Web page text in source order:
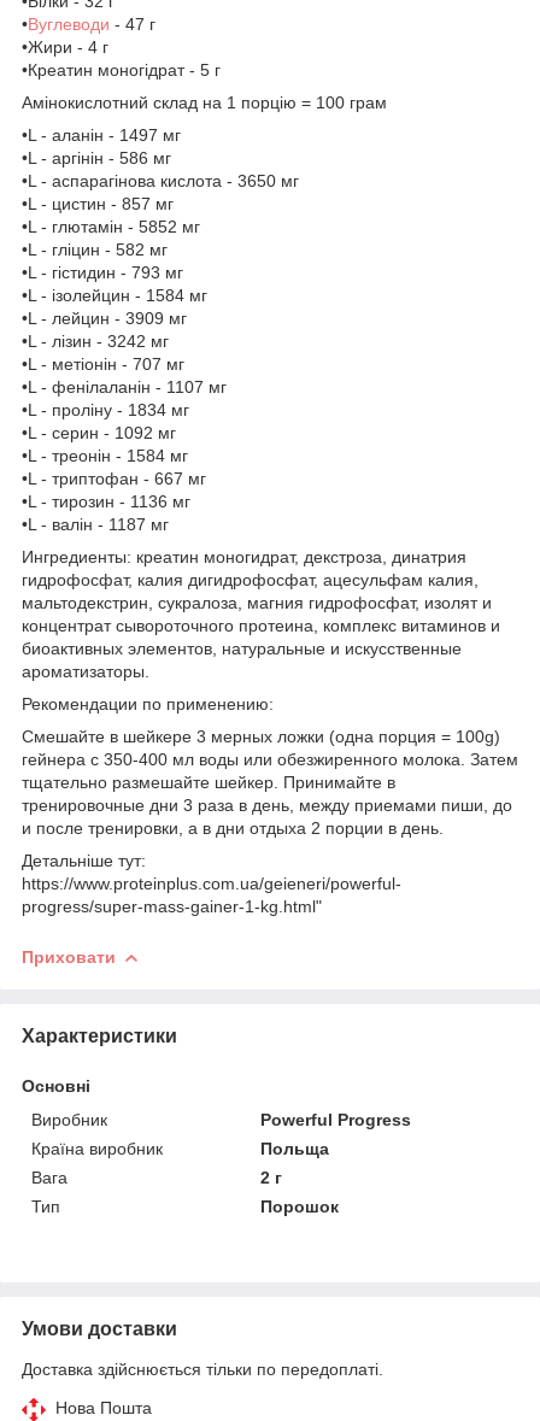
•Вуглеводи - 47 г
•Жири - 4 г
•Креатин моногідрат - 5 г
Амінокислотний склад на 1 порцію = 100 грам
•L - аланін - 1497 мг
•L - аргінін - 586 мг
•L - аспарагінова кислота - 3650 мг
•L - цистин - 857 мг
•L - глютамін - 5852 мг
•L - гліцин - 582 мг
•L - гістидин - 793 мг
•L - ізолейцин - 1584 мг
•L - лейцин - 3909 мг
•L - лізин - 3242 мг
•L - метіонін - 707 мг
•L - фенілаланін - 1107 мг
•L - проліну - 1834 мг
•L - серин - 1092 мг
•L - треонін - 1584 мг
•L - триптофан - 667 мг
•L - тирозин - 1136 мг
•L - валін - 1187 мг
Ингредиенты: креатин моногидрат, декстроза, динатрия
гидрофосфат, калия дигидрофосфат, ацесульфам калия,
мальтодекстрин, сукралоза, магния гидрофосфат, изолят и
концентрат сывороточного протеина, комплекс витаминов и
биоактивных элементов, натуральные и искусственные
ароматизаторы.
Рекомендации по применению:
Смешайте в шейкере 3 мерных ложки (одна порция = 100g)
гейнера с 350-400 мл воды или обезжиренного молока. Затем
тщательно размешайте шейкер. Принимайте в
тренировочные дни 3 раза в день, между приемами пиши, до
и после тренировки, а в дни отдыха 2 порции в день.
Детальніше тут:
https://www.proteinplus.com.ua/geieneri/powerful-
progress/super-mass-gainer-1-kg.html"
Приховати
Характеристики
Основні
Виробник
Powerful Progress
Країна виробник
Польща
Вага
2 г
Тип
Порошок
Умови доставки
Доставка здійснюється тільки по передоплаті.
Нова Пошта